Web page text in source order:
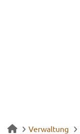
Verwaltung